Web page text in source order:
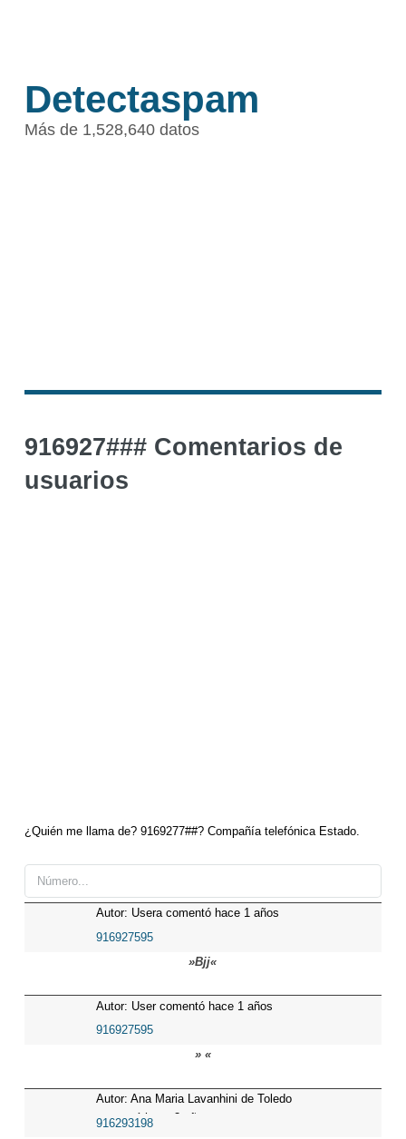
Detectaspam
Más de 1,528,640 datos
916927### Comentarios de
usuarios
¿Quién me llama de? 9169277##? Compañía telefónica Estado.
Autor: Usera comentó hace 1 años
916927595
»Bjj«
Autor: User comentó hace 1 años
916927595
» «
Autor: Ana Maria Lavanhini de Toledo
comentó hace 3 años
916293198